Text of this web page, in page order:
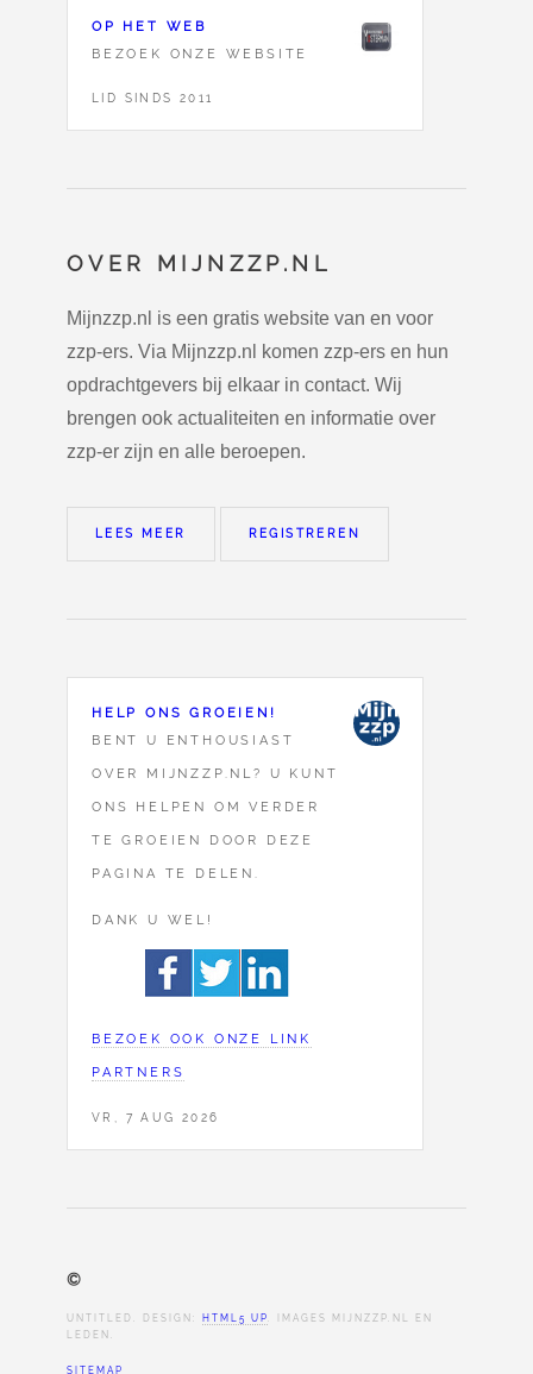
OP HET WEB
BEZOEK ONZE WEBSITE
LID SINDS 2011
OVER MIJNZZP.NL
Mijnzzp.nl is een gratis website van en voor
zzp-ers. Via Mijnzzp.nl komen zzp-ers en hun
opdrachtgevers bij elkaar in contact. Wij
brengen ook actualiteiten en informatie over
zzp-er zijn en alle beroepen.
LEES MEER REGISTREREN
HELP ONS GROEIEN!
BENT U ENTHOUSIAST
OVER MIJNZZP.NL? U KUNT
ONS HELPEN OM VERDER
TE GROEIEN DOOR DEZE
PAGINA TE DELEN.
DANK U WEL!
BEZOEK OOK ONZE LINK
PARTNERS
VR, 7 AUG 2026
©
UNTITLED. DESIGN: HTML5 UP. IMAGES MIJNZZP.NL EN
LEDEN.
SITEMAP